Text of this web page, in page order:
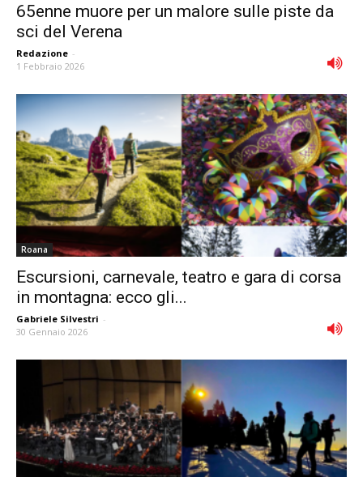
65enne muore per un malore sulle piste da
sci del Verena
Redazione -
1 Febbraio 2026
Roana
Escursioni, carnevale, teatro e gara di corsa
in montagna: ecco gli...
Gabriele Silvestri -
30 Gennaio 2026